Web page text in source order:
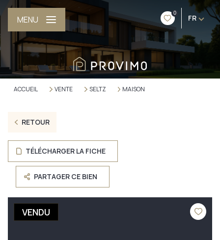
0
FR
MENU
ACCUEIL VENTE SELTZ MAISON
RETOUR
TÉLÉCHARGER LA FICHE
PARTAGER CE BIEN
VENDU